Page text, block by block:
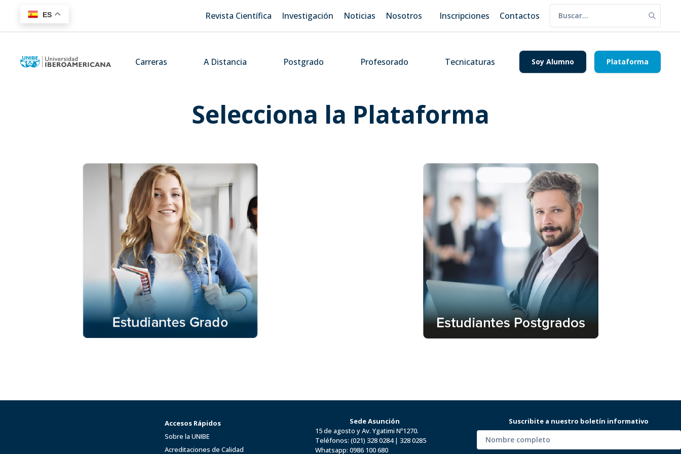
ES Revista Científica Investigación Noticias Nosotros Inscripciones Contactos
Carreras A Distancia Postgrado Profesorado Tecnicaturas Soy Alumno Plataforma
Selecciona la Plataforma
Accesos Rápidos
Sobre la UNIBE
Acreditaciones de Calidad
Sede Asunción
15 de agosto y Av. Ygatimi Nº1270.
Teléfonos: (021) 328 0284| 328 0285
Whatsapp: 0986 100 680
Suscribite a nuestro boletín informativo